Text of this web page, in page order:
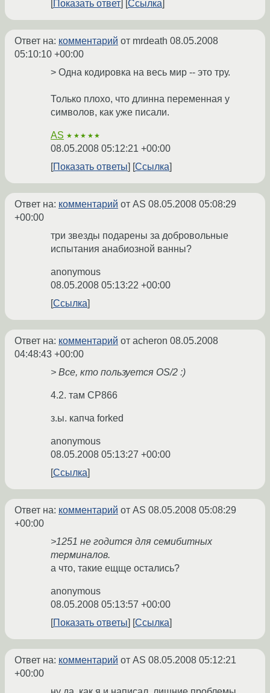
Показать ответ Ссылка
Ответ на: комментарий от mrdeath 08.05.2008
05:10:10 +00:00
> Одна кодировка на весь мир -- это тру.
Только плохо, что длинна переменная у
символов, как уже писали.
AS ★★★★★
08.05.2008 05:12:21 +00:00
Показать ответы
Ссылка
Ответ на: комментарий от AS 08.05.2008 05:08:29
+00:00
три звезды подарены за добровольные
испытания анабиозной ванны?
anonymous
08.05.2008 05:13:22 +00:00
Ссылка
Ответ на: комментарий от acheron 08.05.2008
04:48:43 +00:00
> Все, кто пользуется OS/2 :)
4.2. там CP866
з.ы. капча forked
anonymous
08.05.2008 05:13:27 +00:00
Ссылка
Ответ на: комментарий от AS 08.05.2008 05:08:29
+00:00
>1251 не годится для семибитных
терминалов.
а что, такие ещще остались?
anonymous
08.05.2008 05:13:57 +00:00
Показать ответы
Ссылка
Ответ на: комментарий от AS 08.05.2008 05:12:21
+00:00